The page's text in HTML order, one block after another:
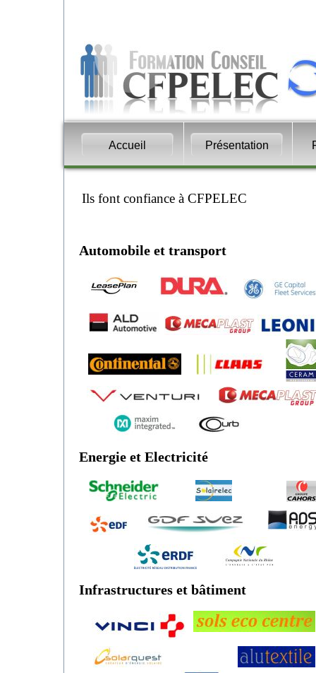
Ils font confiance à CFPELEC
Infrastructures et bâtiment
Energie et Electricité
Automobile et transport
Présentation
Accueil